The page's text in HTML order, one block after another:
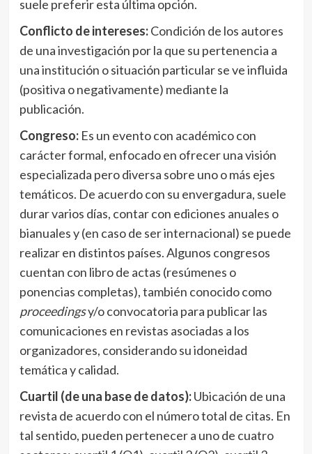
suele preferir esta última opción.
Conflicto de intereses:Condición de los autores
de una investigación por la que su pertenencia a
una institución o situación particular se ve influida
(positiva o negativamente) mediante la
publicación.
Congreso:Es un evento con académico con
carácter formal, enfocado en ofrecer una visión
especializada pero diversa sobre uno o más ejes
temáticos. De acuerdo con su envergadura, suele
durar varios días, contar con ediciones anuales o
bianuales y (en caso de ser internacional) se puede
realizar en distintos países. Algunos congresos
cuentan con libro de actas (resúmenes o
ponencias completas), también conocido como
proceedingsy/o convocatoria para publicar las
comunicaciones en revistas asociadas a los
organizadores, considerando su idoneidad
temática y calidad.
Cuartil (de una base de datos):Ubicación de una
revista de acuerdo con el número total de citas. En
tal sentido, pueden pertenecer a uno de cuatro